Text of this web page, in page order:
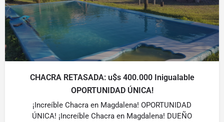
CHACRA RETASADA: u$s 400.000 Inigualable
OPORTUNIDAD ÚNICA!
¡Increíble Chacra en Magdalena! OPORTUNIDAD
ÚNICA! ¡Increíble Chacra en Magdalena! DUEÑO